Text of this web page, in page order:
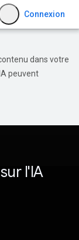
Connexion
dans votre
peuvent
l'IA